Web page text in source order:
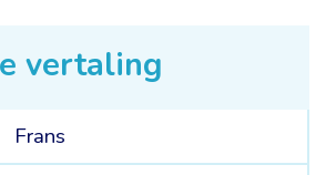
vertaling
Frans